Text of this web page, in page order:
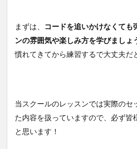
まずは、
コードを追いかけなくても
ンの雰囲気や楽しみ方を学びましょ
慣れてきてから練習するで大丈夫だ
当スクールのレッスンでは実際のセ
た内容を扱っていますので、必ず皆
と思います！